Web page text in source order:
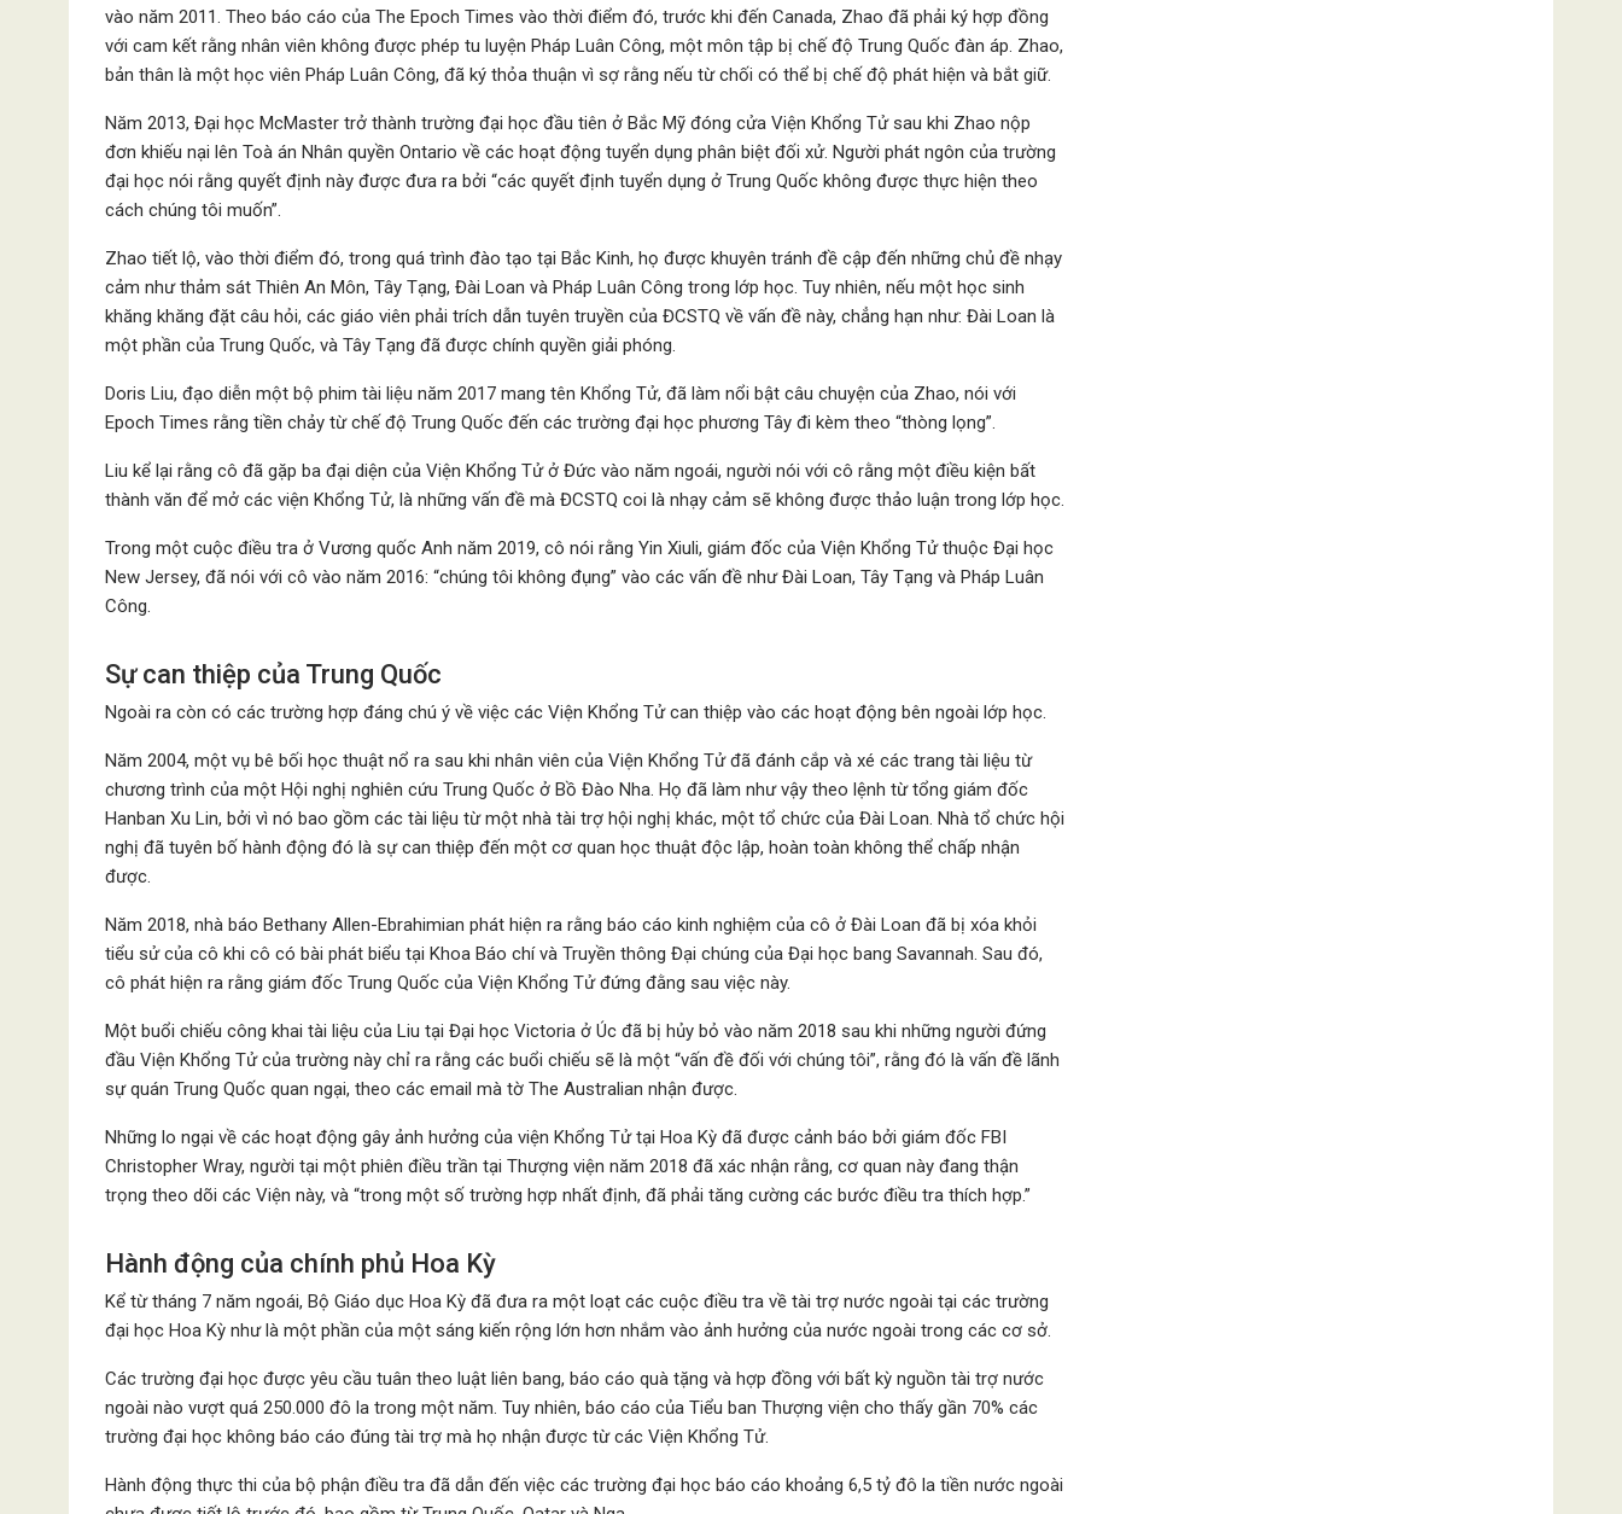
vào năm 2011. Theo báo cáo của The Epoch Times vào thời điểm đó, trước khi đến Canada, Zhao đã phải ký hợp đồng
với cam kết rằng nhân viên không được phép tu luyện Pháp Luân Công, một môn tập bị chế độ Trung Quốc đàn áp. Zhao,
bản thân là một học viên Pháp Luân Công, đã ký thỏa thuận vì sợ rằng nếu từ chối có thể bị chế độ phát hiện và bắt giữ.
Năm 2013, Đại học McMaster trở thành trường đại học đầu tiên ở Bắc Mỹ đóng cửa Viện Khổng Tử sau khi Zhao nộp
đơn khiếu nại lên Toà án Nhân quyền Ontario về các hoạt động tuyển dụng phân biệt đối xử. Người phát ngôn của trường
đại học nói rằng quyết định này được đưa ra bởi “các quyết định tuyển dụng ở Trung Quốc không được thực hiện theo
cách chúng tôi muốn”.
Zhao tiết lộ, vào thời điểm đó, trong quá trình đào tạo tại Bắc Kinh, họ được khuyên tránh đề cập đến những chủ đề nhạy
cảm như thảm sát Thiên An Môn, Tây Tạng, Đài Loan và Pháp Luân Công trong lớp học. Tuy nhiên, nếu một học sinh
khăng khăng đặt câu hỏi, các giáo viên phải trích dẫn tuyên truyền của ĐCSTQ về vấn đề này, chẳng hạn như: Đài Loan là
một phần của Trung Quốc, và Tây Tạng đã được chính quyền giải phóng.
Doris Liu, đạo diễn một bộ phim tài liệu năm 2017 mang tên Khổng Tử, đã làm nổi bật câu chuyện của Zhao, nói với
Epoch Times rằng tiền chảy từ chế độ Trung Quốc đến các trường đại học phương Tây đi kèm theo “thòng lọng”.
Liu kể lại rằng cô đã gặp ba đại diện của Viện Khổng Tử ở Đức vào năm ngoái, người nói với cô rằng một điều kiện bất
thành văn để mở các viện Khổng Tử, là những vấn đề mà ĐCSTQ coi là nhạy cảm sẽ không được thảo luận trong lớp học.
Trong một cuộc điều tra ở Vương quốc Anh năm 2019, cô nói rằng Yin Xiuli, giám đốc của Viện Khổng Tử thuộc Đại học
New Jersey, đã nói với cô vào năm 2016: “chúng tôi không đụng” vào các vấn đề như Đài Loan, Tây Tạng và Pháp Luân
Công.
Sự can thiệp của Trung Quốc
Ngoài ra còn có các trường hợp đáng chú ý về việc các Viện Khổng Tử can thiệp vào các hoạt động bên ngoài lớp học.
Năm 2004, một vụ bê bối học thuật nổ ra sau khi nhân viên của Viện Khổng Tử đã đánh cắp và xé các trang tài liệu từ
chương trình của một Hội nghị nghiên cứu Trung Quốc ở Bồ Đào Nha. Họ đã làm như vậy theo lệnh từ tổng giám đốc
Hanban Xu Lin, bởi vì nó bao gồm các tài liệu từ một nhà tài trợ hội nghị khác, một tổ chức của Đài Loan. Nhà tổ chức hội
nghị đã tuyên bố hành động đó là sự can thiệp đến một cơ quan học thuật độc lập, hoàn toàn không thể chấp nhận
được.
Năm 2018, nhà báo Bethany Allen-Ebrahimian phát hiện ra rằng báo cáo kinh nghiệm của cô ở Đài Loan đã bị xóa khỏi
tiểu sử của cô khi cô có bài phát biểu tại Khoa Báo chí và Truyền thông Đại chúng của Đại học bang Savannah. Sau đó,
cô phát hiện ra rằng giám đốc Trung Quốc của Viện Khổng Tử đứng đằng sau việc này.
Một buổi chiếu công khai tài liệu của Liu tại Đại học Victoria ở Úc đã bị hủy bỏ vào năm 2018 sau khi những người đứng
đầu Viện Khổng Tử của trường này chỉ ra rằng các buổi chiếu sẽ là một “vấn đề đối với chúng tôi”, rằng đó là vấn đề lãnh
sự quán Trung Quốc quan ngại, theo các email mà tờ The Australian nhận được.
Những lo ngại về các hoạt động gây ảnh hưởng của viện Khổng Tử tại Hoa Kỳ đã được cảnh báo bởi giám đốc FBI
Christopher Wray, người tại một phiên điều trần tại Thượng viện năm 2018 đã xác nhận rằng, cơ quan này đang thận
trọng theo dõi các Viện này, và “trong một số trường hợp nhất định, đã phải tăng cường các bước điều tra thích hợp.”
Hành động của chính phủ Hoa Kỳ
Kể từ tháng 7 năm ngoái, Bộ Giáo dục Hoa Kỳ đã đưa ra một loạt các cuộc điều tra về tài trợ nước ngoài tại các trường
đại học Hoa Kỳ như là một phần của một sáng kiến rộng lớn hơn nhắm vào ảnh hưởng của nước ngoài trong các cơ sở.
Các trường đại học được yêu cầu tuân theo luật liên bang, báo cáo quà tặng và hợp đồng với bất kỳ nguồn tài trợ nước
ngoài nào vượt quá 250.000 đô la trong một năm. Tuy nhiên, báo cáo của Tiểu ban Thượng viện cho thấy gần 70% các
trường đại học không báo cáo đúng tài trợ mà họ nhận được từ các Viện Khổng Tử.
Hành động thực thi của bộ phận điều tra đã dẫn đến việc các trường đại học báo cáo khoảng 6,5 tỷ đô la tiền nước ngoài